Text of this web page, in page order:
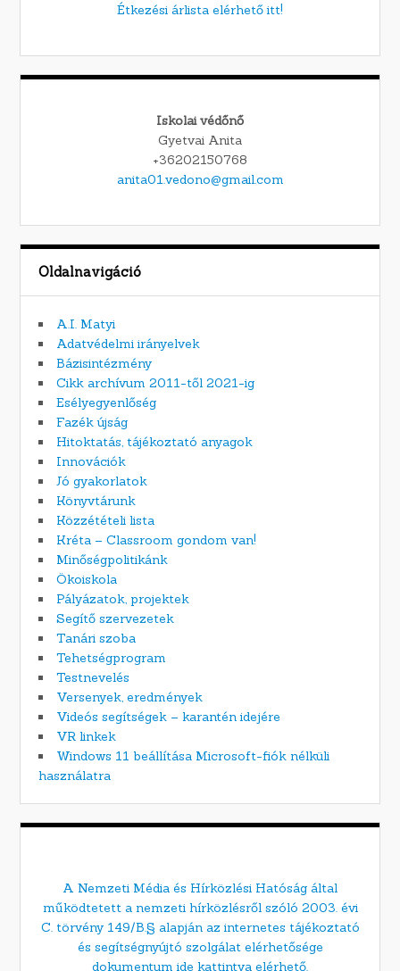
Étkezési árlista elérhető itt!
Iskolai védőnő
Gyetvai Anita
+36202150768
anita01.vedono@gmail.com
Oldalnavigáció
A.I. Matyi
Adatvédelmi irányelvek
Bázisintézmény
Cikk archívum 2011-től 2021-ig
Esélyegyenlőség
Fazék újság
Hitoktatás, tájékoztató anyagok
Innovációk
Jó gyakorlatok
Könyvtárunk
Közzétételi lista
Kréta – Classroom gondom van!
Minőségpolitikánk
Ökoiskola
Pályázatok, projektek
Segítő szervezetek
Tanári szoba
Tehetségprogram
Testnevelés
Versenyek, eredmények
Videós segítségek – karantén idejére
VR linkek
Windows 11 beállítása Microsoft-fiók nélküli
használatra
A Nemzeti Média és Hírközlési Hatóság által
működtetett a nemzeti hírközlésről szóló 2003. évi
C. törvény 149/B.§ alapján az internetes tájékoztató
és segítségnyújtó szolgálat elérhetősége
dokumentum ide kattintva elérhető.